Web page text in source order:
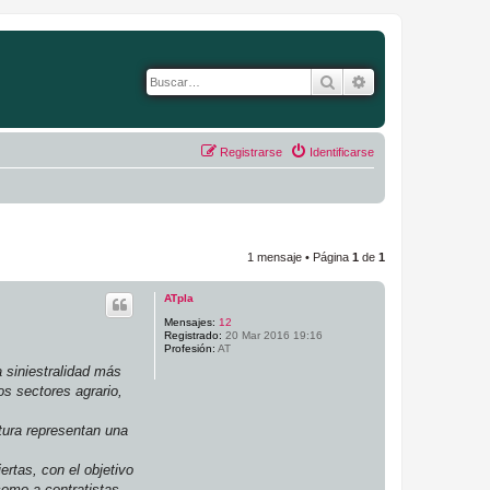
Buscar
Identificarse
Registrarse
1 mensaje • Página 1 de 1
ATpla
Mensajes: 12
Registrado: 20 Mar 2016 19:16
Profesión: AT
siniestralidad más
sectores agrario,
representan una
con el objetivo